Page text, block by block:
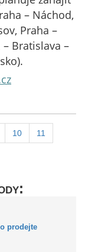
– Náchod,
Praha –
– Bratislava –
10 11
prodejte